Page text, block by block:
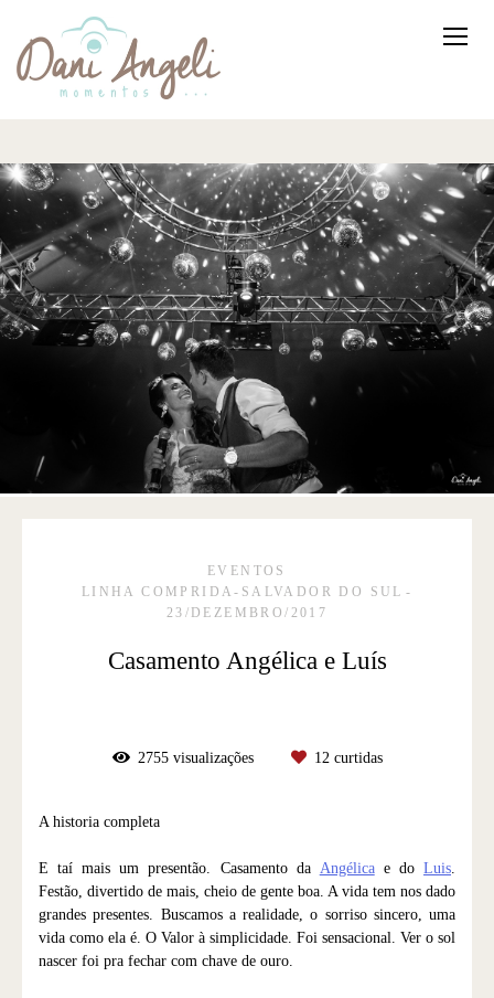
EVENTOS
LINHA COMPRIDA-SALVADOR DO SUL
23/DEZEMBRO/2017
Casamento Angélica e Luís
2755visualizações 12curtidas
A historia completa
E taí mais um presentão. Casamento da Angélicae doLuis.
Festão, divertido de mais, cheio de gente boa. A vida tem nos dado
grandes presentes. Buscamos a realidade, o sorriso sincero, uma
vida como ela é. O Valor à simplicidade. Foi sensacional. Ver o sol
nascer foi pra fechar com chave de ouro.